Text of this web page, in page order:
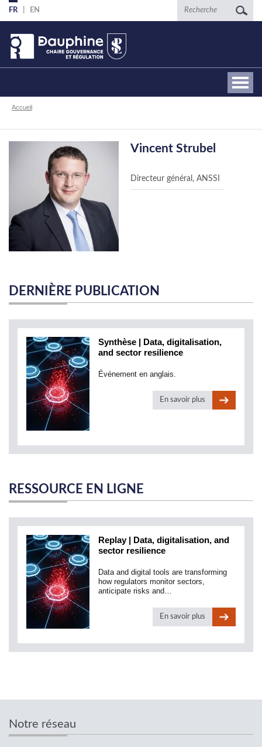
Aller
au
contenu
principal
FR EN Recherche
Fil
Accueil
Vincent Strubel
Directeur général, ANSSI
DERNIÈRE PUBLICATION
Synthèse | Data, digitalisation,
and sector resilience
Événement en anglais.
En savoir plus
RESSOURCE EN LIGNE
Replay | Data, digitalisation, and
sector resilience
Data and digital tools are transforming
how regulators monitor sectors,
anticipate risks and…
En savoir plus
Notre réseau